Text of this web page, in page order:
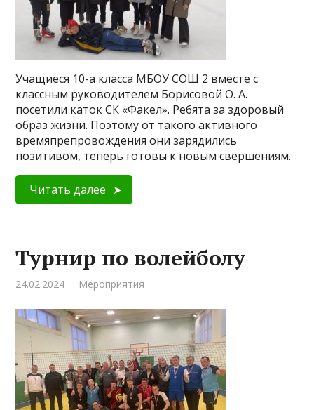
Учащиеся 10-а класса МБОУ СОШ 2 вместе с
классным руководителем Борисовой О. А.
посетили каток СК «Факел». Ребята за здоровый
образ жизни. Поэтому от такого активного
времяпрепровождения они зарядились
позитивом, теперь готовы к новым свершениям.
Читать далее
Турнир по волейболу
24.02.2024 Мероприятия